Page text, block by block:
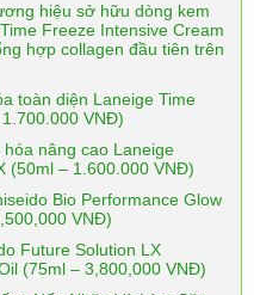
hiệu sở hữu dòng kem
Freeze Intensive Cream
hợp collagen đầu tiên trên
toàn diện Laneige Time
VNĐ)
nâng cao Laneige
(50ml – 1.600.000 VNĐ)
Bio Performance Glow
VNĐ)
Future Solution LX
(75ml – 3,800,000 VNĐ)